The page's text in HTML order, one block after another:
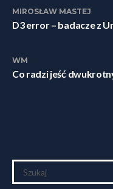
MIROSŁAW MASTEJ
D3 error – badacze z
WM
Co radzi jeść